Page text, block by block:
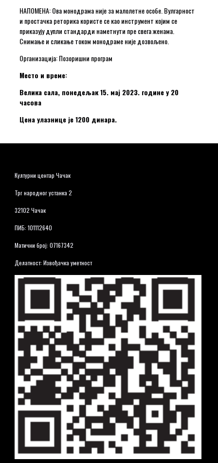
НАПОМЕНА: Ова монодрама није за малолетне особе. Вулгарност
и простачка реторика користе се као инструмент којим се
приказују дупли стандарди наметнути пре свега женама.
Снимање и сликање током монодраме није дозвољено.
Организација: Позоришни програм
Место и време:
Велика сала, понедељак 15. мај 2023. године у 20
часова
Цена улазнице је 1200 динара.
Културни центар Чачак
Трг народног устанка 2
32102 Чачак
ПИБ: 101112640
Матични број: 07167342
Делатност: Извођачка уметност